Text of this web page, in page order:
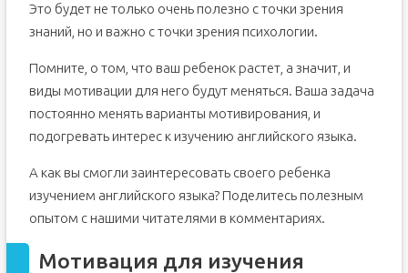
Это будет не только очень полезно с точки зрения
знаний, но и важно с точки зрения психологии.
Помните, о том, что ваш ребенок растет, а значит, и
виды мотивации для него будут меняться. Ваша задача
постоянно менять варианты мотивирования, и
подогревать интерес к изучению английского языка.
А как вы смогли заинтересовать своего ребенка
изучением английского языка? Поделитесь полезным
опытом с нашими читателями в комментариях.
Мотивация для изучения